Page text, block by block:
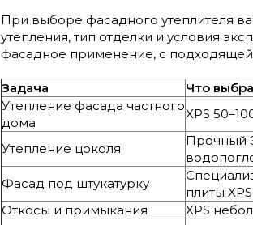
При выборе фасадного утеплителя
утепления, тип отделки и условия
фасадное применение, с
Задача Что
Утепление фасада частного
дома
XPS
Утепление цоколя
Прочный
Фасад под штукатурку
плиты XPS
Откосы и примыкания
XPS